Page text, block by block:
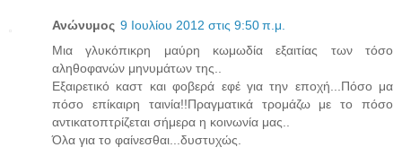
Ανώνυμος 9 Ιουλίου 2012 στις 9:50 π.μ.
Μια γλυκόπικρη μαύρη κωμωδία εξαιτίας των τόσο
αληθοφανών μηνυμάτων της..
Εξαιρετικό καστ και φοβερά εφέ για την εποχή...Πόσο μα
πόσο επίκαιρη ταινία!!Πραγματικά τρομάζω με το πόσο
αντικατοπτρίζεται σήμερα η κοινωνία μας..
Όλα για το φαίνεσθαι...δυστυχώς.